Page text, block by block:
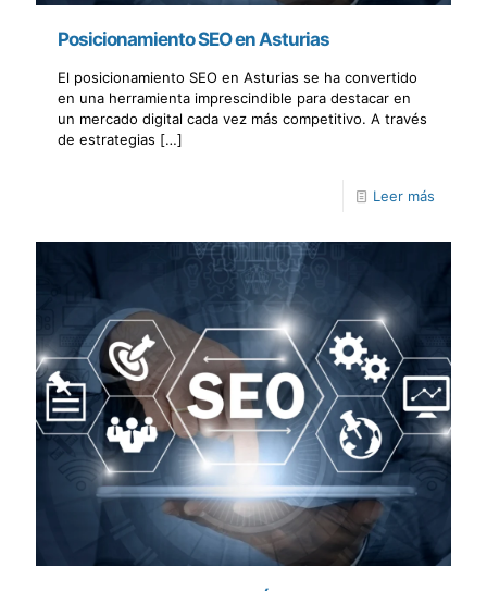
Posicionamiento SEO en Asturias
El posicionamiento SEO en Asturias se ha convertido
en una herramienta imprescindible para destacar en
un mercado digital cada vez más competitivo. A través
de estrategias […]
Leer más